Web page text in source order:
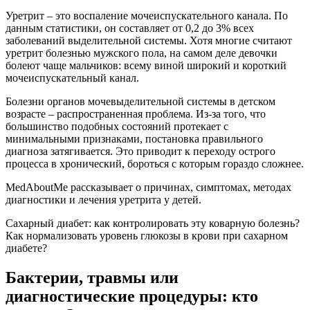
Уретрит – это воспаление мочеиспускательного канала. По
данным статистики, он составляет от 0,2 до 3% всех
заболеваний выделительной системы. Хотя многие считают
уретрит болезнью мужского пола, на самом деле девочки
болеют чаще мальчиков: всему виной широкий и короткий
мочеиспускательный канал.
Болезни органов мочевыделительной системы в детском
возрасте – распространенная проблема. Из-за того, что
большинство подобных состояний протекает с
минимальными признаками, постановка правильного
диагноза затягивается. Это приводит к переходу острого
процесса в хронический, бороться с которым гораздо сложнее.
MedAboutMe рассказывает о причинах, симптомах, методах
диагностики и лечения уретрита у детей.
Сахарный диабет: как контролировать эту коварную болезнь?
Как нормализовать уровень глюкозы в крови при сахарном
диабете?
Бактерии, травмы или
диагностические процедуры: кто